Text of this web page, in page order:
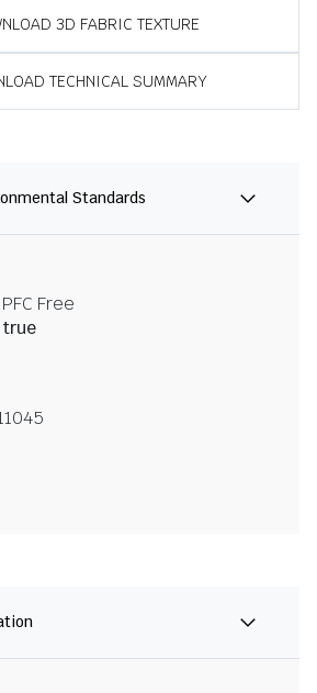
3D FABRIC TEXTURE
TECHNICAL SUMMARY
Standards
PFC Free
true